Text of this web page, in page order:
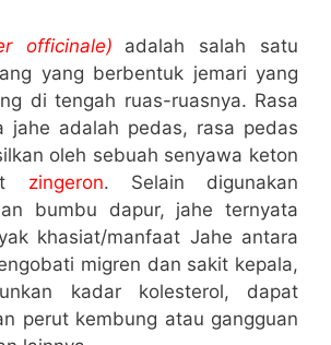
officinale)
adalah salah satu
yang berbentuk jemari yang
di tengah ruas-ruasnya. Rasa
jahe adalah pedas, rasa pedas
oleh sebuah senyawa keton
zingeron. Selain digunakan
bumbu dapur, jahe ternyata
khasiat/manfaat Jahe antara
migren dan sakit kepala,
kadar kolesterol, dapat
perut kembung atau gangguan